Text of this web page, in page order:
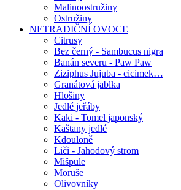
Malinoostružiny
Ostružiny
NETRADIČNÍ OVOCE
Citrusy
Bez černý - Sambucus nigra
Banán severu - Paw Paw
Ziziphus Jujuba - cicimek…
Granátová jablka
Hlošiny
Jedlé jeřáby
Kaki - Tomel japonský
Kaštany jedlé
Kdouloně
Liči - Jahodový strom
Mišpule
Moruše
Olivovníky